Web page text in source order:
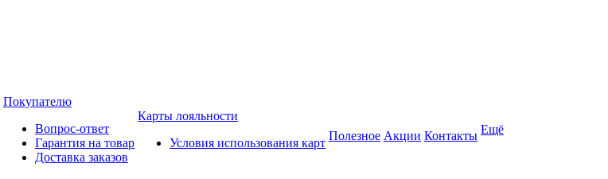
Покупателю
Вопрос-ответ
Гарантия на товар
Доставка заказов
Карты лояльности
Условия использования карт
Полезное Акции Контакты Ещё